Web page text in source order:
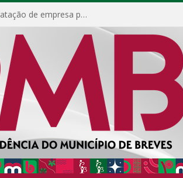
DISPENSA DE LICITAÇÃO Nº 003/2026 ( Contratação de empresa para fornecimento de gêneros alimentícios não perecíveis, materiais de expediente, descartáveis, copa e cozinha, para análise e posterior publicação.)